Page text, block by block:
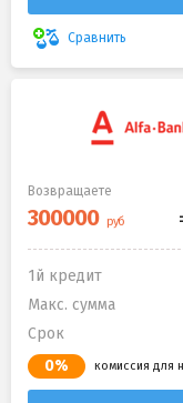
Сравнить
Возвращаете
1й кредит
Макс. сумма
Срок
0% комиссия для